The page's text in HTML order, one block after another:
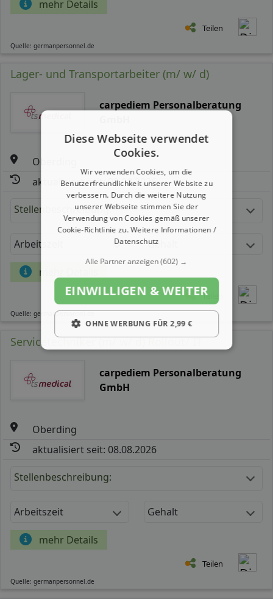
mehr Details
Teilen
Quelle: germanpersonnel.de
Lager- und Transportarbeiter (m/ w/ d)
carpediem Personalberatung
Oberding
aktualisiert seit: 08.08.2026
Stellenbeschreibung:
Arbeitszeit Gehalt
mehr Details
Teilen
Quelle: germanpersonnel.de
Servicetechniker (m/ w/ d) Rollout/ IT
carpediem Personalberatung
GmbH
Oberding
aktualisiert seit: 08.08.2026
Stellenbeschreibung:
Arbeitszeit Gehalt
mehr Details
Teilen
Quelle: germanpersonnel.de
Diese Webseite verwendet
Cookies.
Wir verwenden Cookies, um die
Benutzerfreundlichkeit unserer Website zu
verbessern. Durch die weitere Nutzung
unserer Webseite stimmen Sie der
Verwendung von Cookies gemäß unserer
Cookie-Richtlinie zu.Weitere Informationen /
Datenschutz
Alle Partner anzeigen(602) →
EINWILLIGEN & WEITER
OHNE WERBUNG FÜR 2,99 €